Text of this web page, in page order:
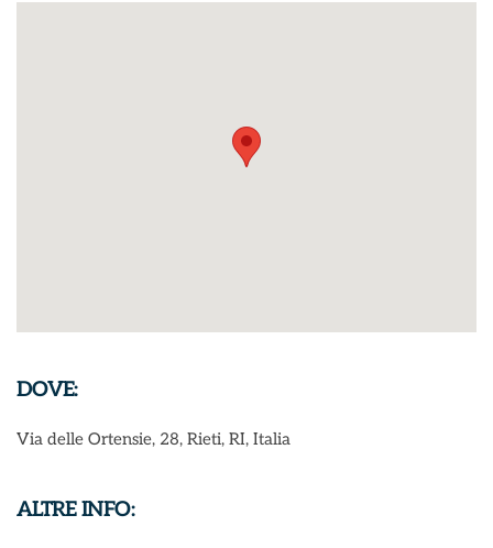
DOVE:
Via delle Ortensie, 28, Rieti, RI, Italia
ALTRE INFO: